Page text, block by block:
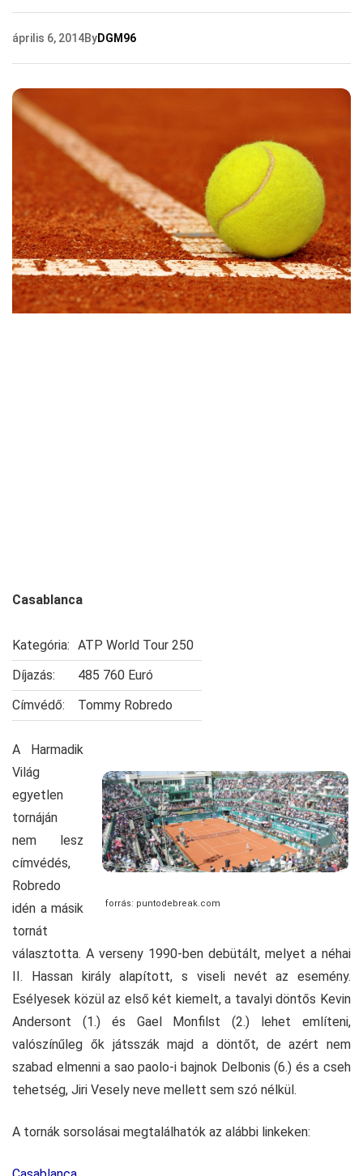
április 6, 2014ByDGM96
Casablanca
Kategória: ATP World Tour 250
Díjazás:
485 760 Euró
Címvédő:
Tommy Robredo
forrás: puntodebreak.com
A Harmadik
Világ
egyetlen
tornáján
nem lesz
címvédés,
Robredo
idén a másik
tornát
választotta. A verseny 1990-ben debütált, melyet a néhai
II. Hassan király alapított, s viseli nevét az esemény.
Esélyesek közül az első két kiemelt, a tavalyi döntős Kevin
Andersont (1.) és Gael Monfilst (2.) lehet említeni,
valószínűleg ők játsszák majd a döntőt, de azért nem
szabad elmenni a sao paolo-i bajnok Delbonis (6.) és a cseh
tehetség, Jiri Vesely neve mellett sem szó nélkül.
A tornák sorsolásai megtalálhatók az alábbi linkeken: